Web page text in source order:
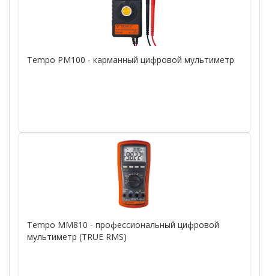
Tempo PM100 - карманный цифровой мультиметр
Tempo MM810 - профессиональный цифровой
мультиметр (TRUE RMS)